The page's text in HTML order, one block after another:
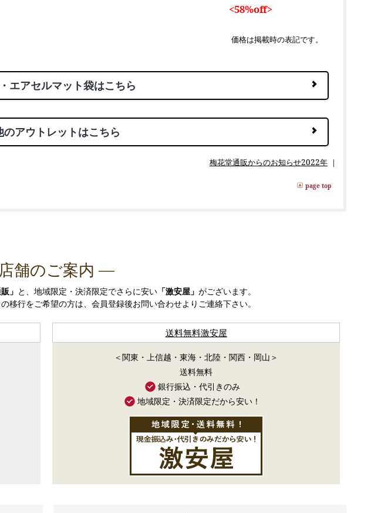
<58%off>
価格は掲載時の表記です。
エアセルマット袋はこちら
のアウトレットはこちら
梅花堂通販からのお知らせ2022年 ｜
page top
舗のご案内 ―
」 と、地域限定・決済限定でさらに安い 「激安屋」 がございます。
移行をご希望の方は、会員登録後お問い合わせよりご連絡下さい。
送料無料激安屋
＜関東・上信越・東海・北陸・関西・岡山＞
送料無料
銀行振込・代引きのみ
地域限定・決済限定だから安い！